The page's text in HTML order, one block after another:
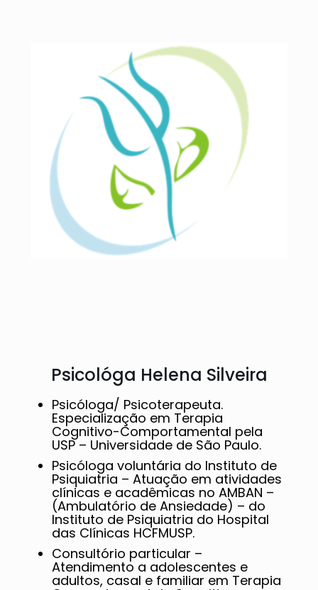
Psicológa Helena Silveira
Psicóloga/ Psicoterapeuta.
Especialização em Terapia
Cognitivo-Comportamental pela
USP – Universidade de São Paulo.
Psicóloga voluntária do Instituto de
Psiquiatria – Atuação em atividades
clínicas e acadêmicas no AMBAN –
(Ambulatório de Ansiedade) – do
Instituto de Psiquiatria do Hospital
das Clínicas HCFMUSP.
Consultório particular –
Atendimento a adolescentes e
adultos, casal e familiar em Terapia